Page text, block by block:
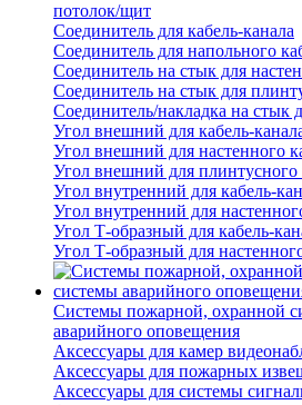
потолок/щит
Соединитель для кабель-канала
Соединитель для напольного
Соединитель на стык для
Соединитель на стык для
Соединитель/накладка на стык
Угол внешний для кабель-
Угол внешний для настенного
Угол внешний для плинтусного
Угол внутренний для кабель-
Угол внутренний для
Угол Т-образный для кабель-
Угол Т-образный для
Системы пожарной, охранной
аварийного оповещения
Аксессуары для камер
Аксессуары для пожарных
Аксессуары для системы